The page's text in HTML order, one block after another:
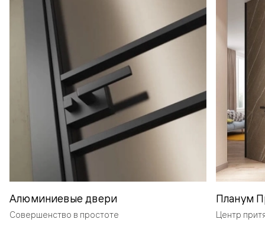
Алюминиевые двери
Совершенство в простоте
Планум
Центр